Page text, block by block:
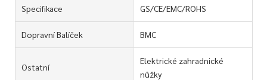
Specifikace GS/CE/EMC/ROHS
Dopravní Balíček BMC
Ostatní
Elektrické zahradnické
nůžky